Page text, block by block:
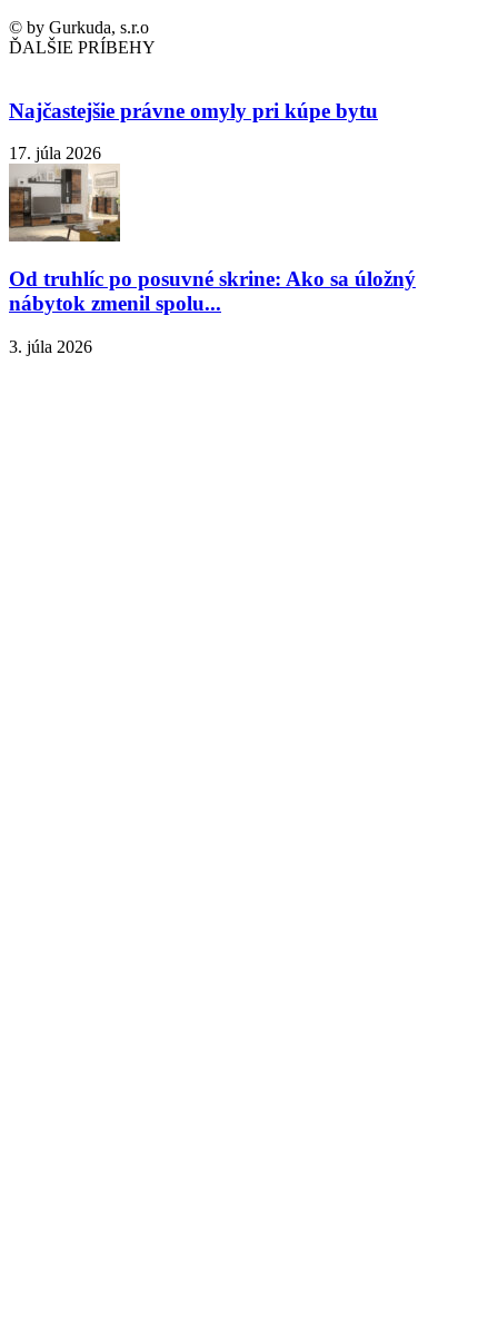
© by Gurkuda, s.r.o
ĎALŠIE PRÍBEHY
Najčastejšie právne omyly pri kúpe bytu
17. júla 2026
Od truhlíc po posuvné skrine: Ako sa úložný
nábytok zmenil spolu...
3. júla 2026